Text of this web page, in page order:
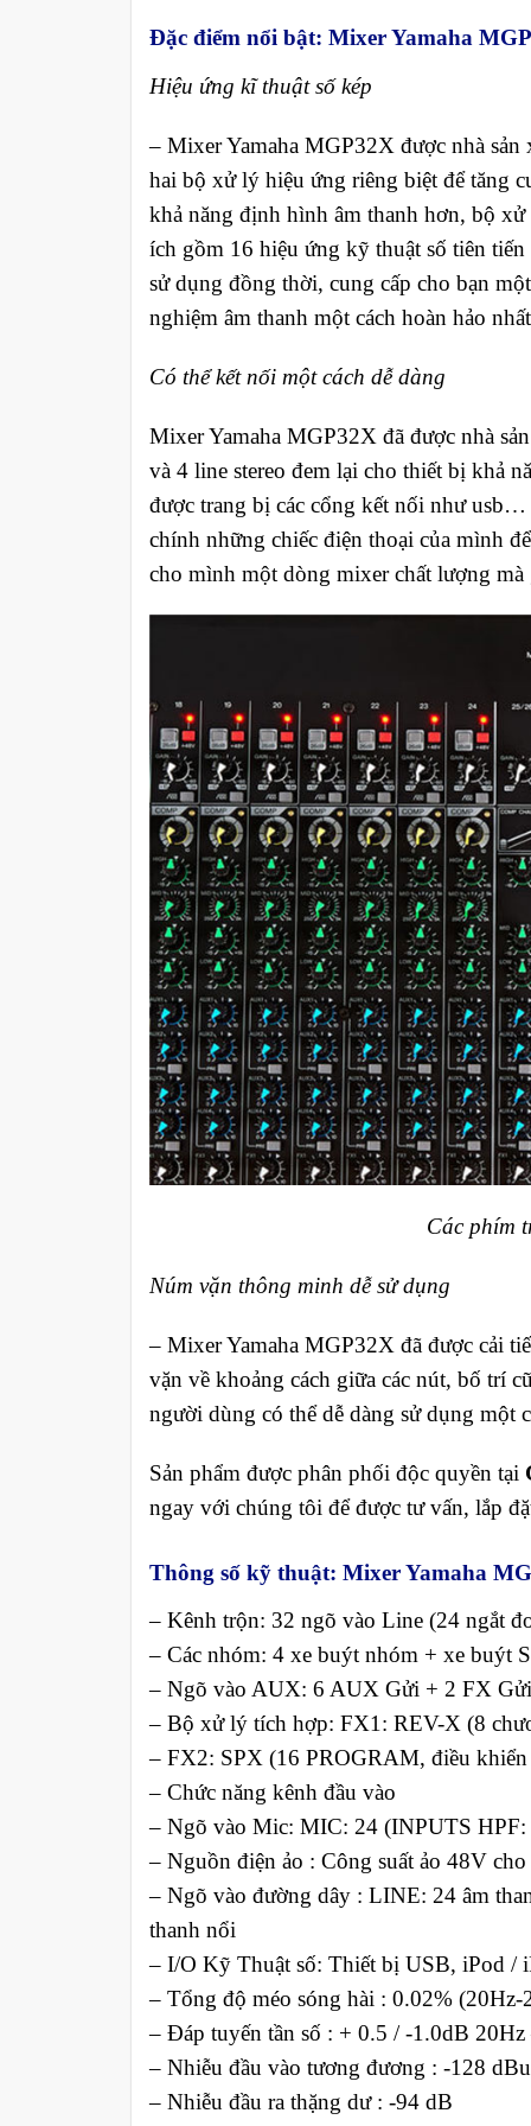
Đặc điểm nổi bật: Mixer Yamaha
Hiệu ứng kĩ thuật số kép
–Mixer Yamaha MGP32X được nhà sản
hai bộ xử lý hiệu ứng riêng biệt để tăng
khả năng định hình âm thanh hơn, bộ
ích gồm 16 hiệu ứng kỹ thuật số tiên
sử dụng đồng thời, cung cấp cho bạn
nghiệm âm thanh một cách hoàn hảo nhất
Có thể kết nối một cách dễ dàng
Mixer Yamaha MGP32X đã được nhà
và 4 line stereo đem lại cho thiết bị khả
được trang bị các cổng kết nối như
chính những chiếc điện thoại của mình
cho mình một dòng mixer chất lượng
Các phím
Núm vặn thông minh dễ sử dụng
– Mixer Yamaha MGP32X đã được cải
vặn về khoảng cách giữa các nút, bố trí
người dùng có thể dễ dàng sử dụng một
Sản phẩm được phân phối độc quyền tại
ngay với chúng tôi để được tư vấn, lắp
Thông số kỹ thuật: Mixer Yamaha
– Kênh trộn: 32 ngõ vào Line (24 ngắt
– Các nhóm: 4 xe buýt nhóm + xe buýt
– Ngõ vào AUX: 6 AUX Gửi + 2 FX Gửi
– Bộ xử lý tích hợp: FX1: REV-X (8
– FX2: SPX (16 PROGRAM, điều
– Chức năng kênh đầu vào
– Ngõ vào Mic: MIC: 24 (INPUTS
– Nguồn điện ảo : Công suất ảo 48V
– Ngõ vào đường dây : LINE: 24 âm
thanh nổi
– I/O Kỹ Thuật số: Thiết bị USB, iPod /
– Tổng độ méo sóng hài : 0.02%
– Đáp tuyến tần số : + 0.5 / -1.0dB
– Nhiễu đầu vào tương đương : -128
– Nhiễu đầu ra thặng dư : -94 dB